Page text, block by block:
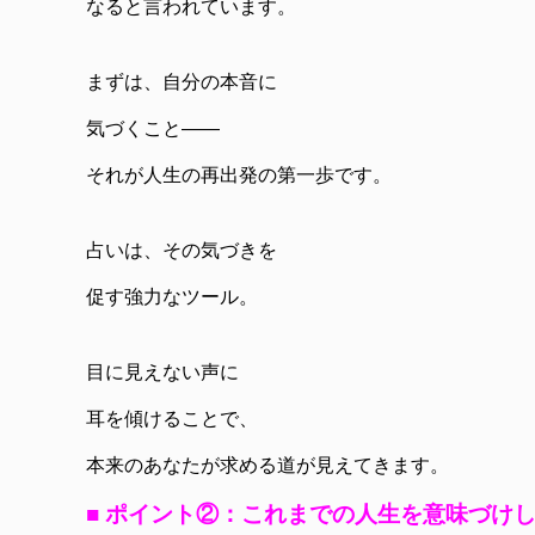
なると言われています。
まずは、自分の本音に
気づくこと――
それが人生の再出発の第一歩です。
占いは、その気づきを
促す強力なツール。
目に見えない声に
耳を傾けることで、
本来のあなたが求める道が見えてきます。
■ ポイント②：これまでの人生を意味づけ